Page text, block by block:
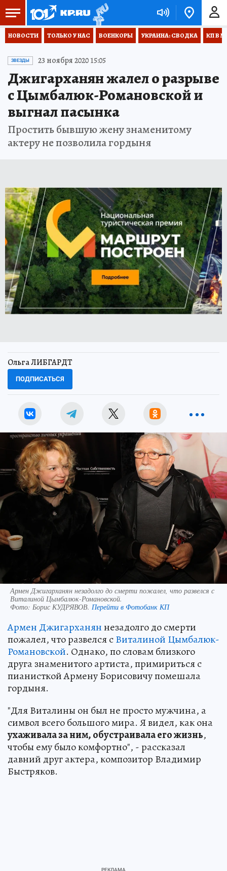
НОВОСТИ ТОЛЬКО У НАС ВОЕНКОРЫ УКРАИНА: СВОДКА КП В
ЗВЕЗДЫ 23 ноября 2020 15:05
Джигарханян жалел о разрыве
с Цымбалюк-Романовской и
выгнал пасынка
Простить бывшую жену знаменитому
актеру не позволила гордыня
Ольга ЛИБГАРДТ
ПОДПИСАТЬСЯ
Армен Джигарханян незадолго до смерти пожалел, что развелся с
Виталиной Цымбалюк-Романовской.
Фото: Борис КУДРЯВОВ. Перейти в Фотобанк КП
Армен Джигарханяннезадолго до смерти
пожалел, что развелся сВиталиной Цымбалюк-
Романовской. Однако, по словам близкого
друга знаменитого артиста, примириться с
пианисткой Армену Борисовичу помешала
гордыня.
"Для Виталины он был не просто мужчина, а
символ всего большого мира. Я видел, как она
ухаживала за ним, обустраивала его жизнь,
чтобы ему было комфортно", - рассказал
давний друг актера, композитор Владимир
Быстряков.